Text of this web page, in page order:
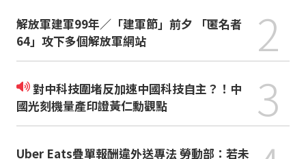
解放軍建軍99年／「建軍節」前夕 「匿名者
64」攻下多個解放軍網站
2
對中科技圍堵反加速中國科技自主？！中
國光刻機量產印證黃仁勳觀點
3
Uber Eats疊單報酬違外送專法 勞動部：若未